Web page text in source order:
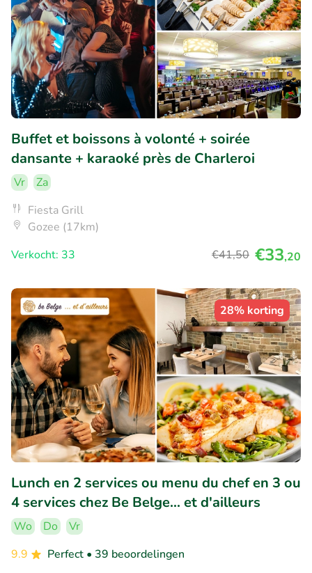
Buffet et boissons à volonté + soirée
dansante + karaoké près de Charleroi
Vr
Za
Fiesta Grill
Gozee (17km)
Verkocht: 33
€41,50 €33,20
28% korting
Lunch en 2 services ou menu du chef en 3 ou
4 services chez Be Belge... et d'ailleurs
Wo Do
Vr
9.9
Perfect • 39 beoordelingen